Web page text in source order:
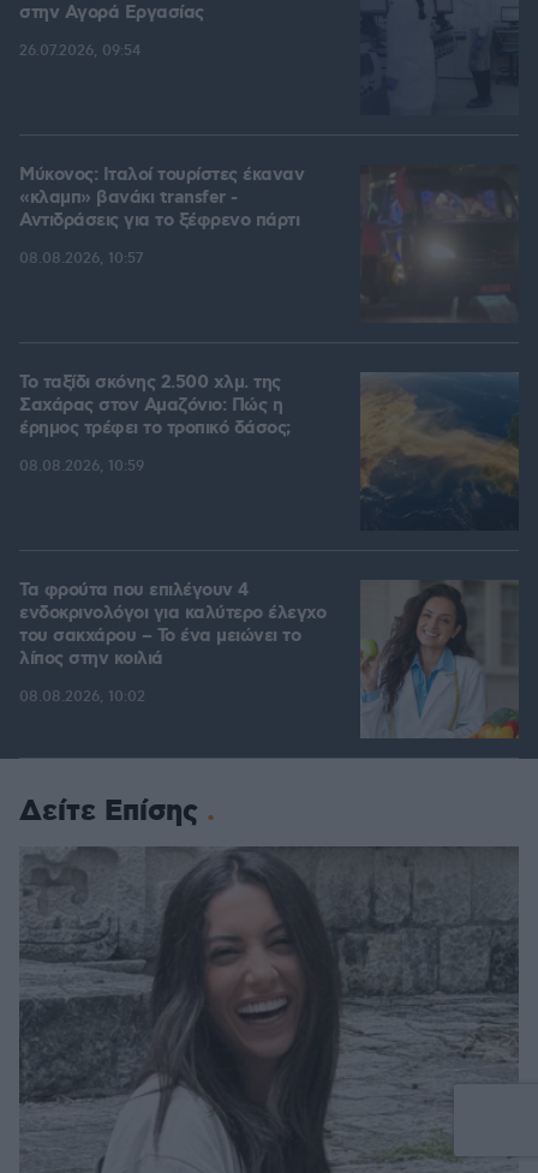
στην Aγορά Eργασίας
26.07.2026, 09:54
Μύκονος: Ιταλοί τουρίστες έκαναν
«κλαμπ» βανάκι transfer -
Αντιδράσεις για το ξέφρενο πάρτι
08.08.2026, 10:57
Το ταξίδι σκόνης 2.500 χλμ. της
Σαχάρας στον Αμαζόνιο: Πώς η
έρημος τρέφει το τροπικό δάσος;
08.08.2026, 10:59
Τα φρούτα που επιλέγουν 4
ενδοκρινολόγοι για καλύτερο έλεγχο
του σακχάρου – Το ένα μειώνει το
λίπος στην κοιλιά
08.08.2026, 10:02
Δείτε Επίσης